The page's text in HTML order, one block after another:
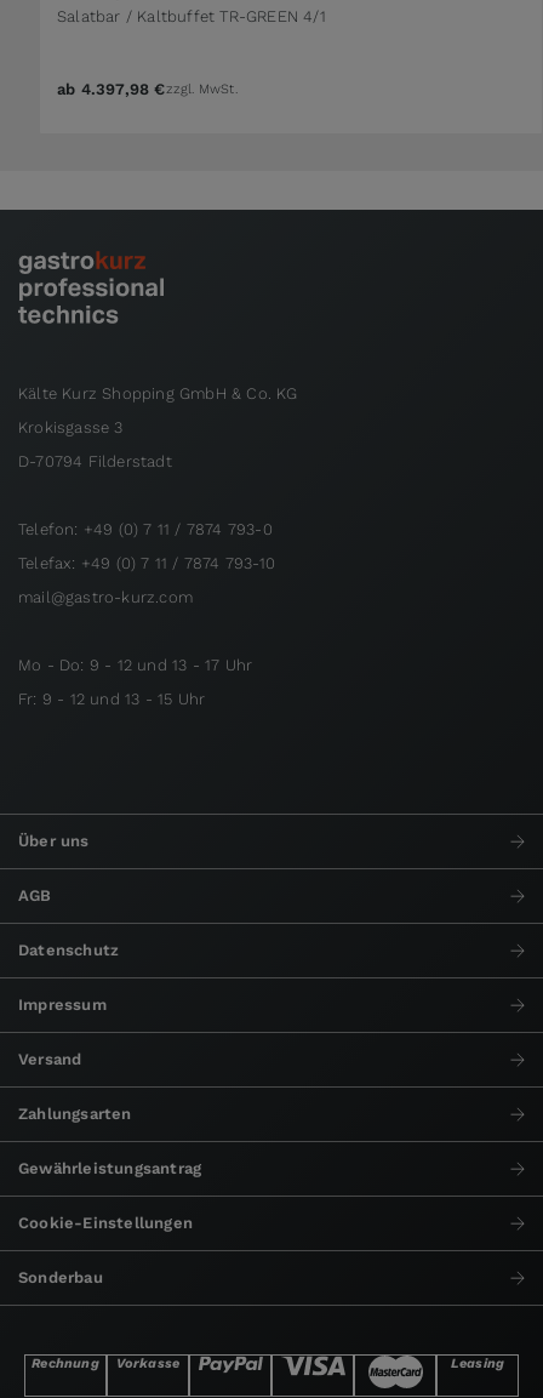
Salatbar / Kaltbuffet TR-GREEN 4/1
ab 4.397,98 €zzgl. MwSt.
Kälte Kurz Shopping GmbH & Co. KG
Krokisgasse 3
D-70794 Filderstadt
Telefon: +49 (0) 7 11 / 7874 793-0
Telefax: +49 (0) 7 11 / 7874 793-10
mail@gastro-kurz.com
Mo - Do: 9 - 12 und 13 - 17 Uhr
Fr: 9 - 12 und 13 - 15 Uhr
Über uns
AGB
Datenschutz
Impressum
Versand
Zahlungsarten
Gewährleistungsantrag
Cookie-Einstellungen
Sonderbau
Rechnung Vorkasse Leasing